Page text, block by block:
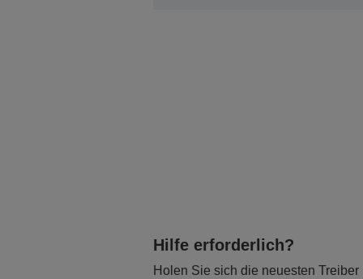
Hilfe erforderlich?
Holen Sie sich die neuesten Treiber